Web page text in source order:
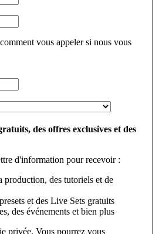
vous appeler si nous vous
des offres exclusives et des
d'information pour recevoir :
production, des tutoriels et de
et des Live Sets gratuits
des événements et bien plus
privée. Vous pourrez vous